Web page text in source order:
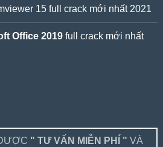
15 full crack mới nhất 2021
Office 2019full crack mới nhất
" TƯ VẤN MIỄN PHÍ " VÀ